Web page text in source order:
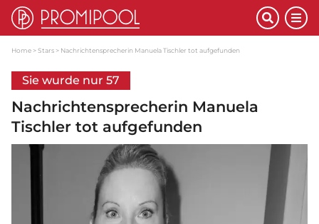
Home Stars Nachrichtensprecherin Manuela Tischler tot aufgefunden
Sie wurde nur 57
Nachrichtensprecherin Manuela
Tischler tot aufgefunden